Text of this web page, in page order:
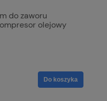
do zaworu
olejowy
Do koszyka